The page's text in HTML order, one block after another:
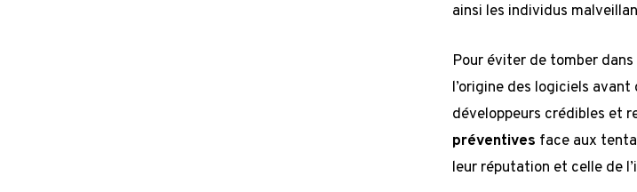
ainsi les individus
Pour éviter de tomber
l’origine des logiciels
développeurs crédibles et
préventives face aux
leur réputation et celle de